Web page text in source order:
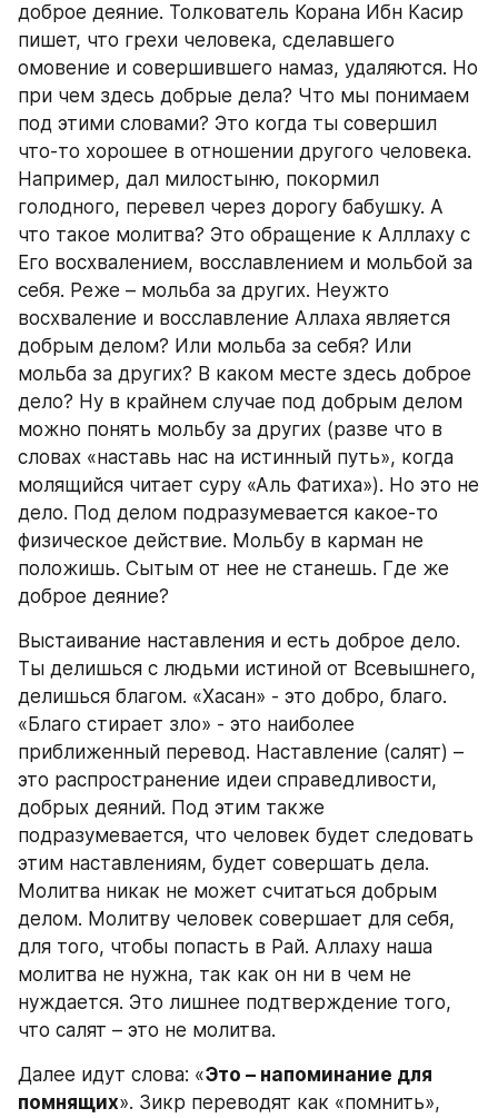
доброе деяние. Толкователь Корана Ибн Касир
пишет, что грехи человека, сделавшего
омовение и совершившего намаз, удаляются. Но
при чем здесь добрые дела? Что мы понимаем
под этими словами? Это когда ты совершил
что-то хорошее в отношении другого человека.
Например, дал милостыню, покормил
голодного, перевел через дорогу бабушку. А
что такое молитва? Это обращение к Алллаху с
Его восхвалением, восславлением и мольбой за
себя. Реже – мольба за других. Неужто
восхваление и восславление Аллаха является
добрым делом? Или мольба за себя? Или
мольба за других? В каком месте здесь доброе
дело? Ну в крайнем случае под добрым делом
можно понять мольбу за других (разве что в
словах «наставь нас на истинный путь», когда
молящийся читает суру «Аль Фатиха»). Но это не
дело. Под делом подразумевается какое-то
физическое действие. Мольбу в карман не
положишь. Сытым от нее не станешь. Где же
доброе деяние?
Выстаивание наставления и есть доброе дело.
Ты делишься с людьми истиной от Всевышнего,
делишься благом. «Хасан» - это добро, благо.
«Благо стирает зло» - это наиболее
приближенный перевод. Наставление (салят) –
это распространение идеи справедливости,
добрых деяний. Под этим также
подразумевается, что человек будет следовать
этим наставлениям, будет совершать дела.
Молитва никак не может считаться добрым
делом. Молитву человек совершает для себя,
для того, чтобы попасть в Рай. Аллаху наша
молитва не нужна, так как он ни в чем не
нуждается. Это лишнее подтверждение того,
что салят – это не молитва.
Далее идут слова: «Это – напоминание для
помнящих». Зикр переводят как «помнить»,